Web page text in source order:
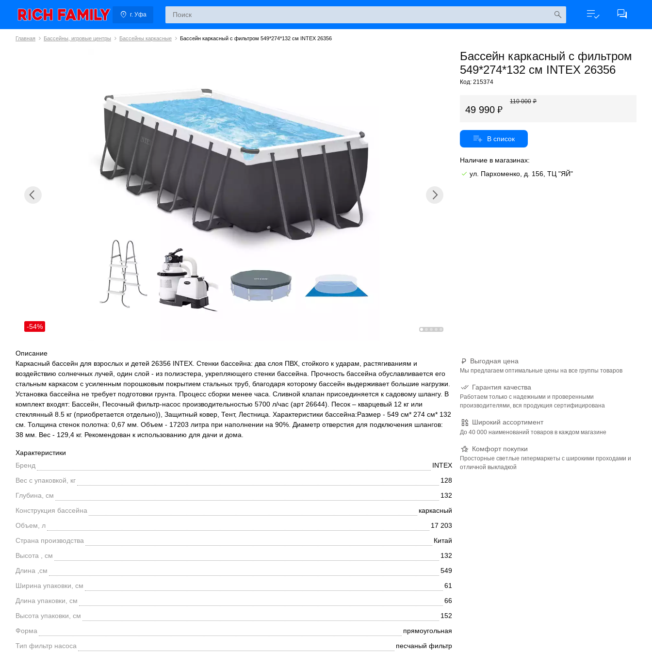
г. Уфа
Главная Бассейны, игровые центры Бассейны каркасные Бассейн каркасный с фильтром 549*274*132 см INTEX 26356
Бассейн каркасный с фильтром
549*274*132 см INTEX 26356
Код: 215374
-54%
49 990
110 000
Наличие в магазинах:
ул. Пархоменко, д. 156, ТЦ "ЯЙ"
Описание
Каркасный бассейн для взрослых и детей 26356 INTEX. Стенки бассейна: два слоя ПВХ, стойкого к ударам, растягиваниям и
воздействию солнечных лучей, один слой - из полиэстера, укрепляющего стенки бассейна. Прочность бассейна обуславливается его
стальным каркасом с усиленным порошковым покрытием стальных труб, благодаря которому бассейн выдерживает большие нагрузки.
Установка бассейна не требует подготовки грунта. Процесс сборки менее часа. Сливной клапан присоединяется к садовому шлангу. В
комплект входят: Бассейн, Песочный фильтр-насос производительностью 5700 л/час (арт 26644). Песок – кварцевый 12 кг или
стеклянный 8.5 кг (приобретается отдельно)), Защитный ковер, Тент, Лестница. Характеристики бассейна:Размер - 549 см* 274 см* 132
см. Толщина стенок полотна: 0,67 мм. Объем - 17203 литра при наполнении на 90%. Диаметр отверстия для подключения шлангов:
38 мм. Вес - 129,4 кг. Рекомендован к использованию для дачи и дома.
Выгодная цена
Мы предлагаем оптимальные цены на все группы товаров
Гарантия качества
Работаем только с надежными и проверенными
производителями, вся продукция сертифицирована
Широкий ассортимент
До 40 000 наименований товаров в каждом магазине
Комфорт покупки
Просторные светлые гипермаркеты с широкими проходами и
отличной выкладкой
Характеристики
Бренд
INTEX
Вес с упаковкой, кг
128
Глубина, см
132
Конструкция бассейна
каркасный
Объем, л
17 203
Страна производства
Китай
Высота , см
132
Длина ,см
549
Ширина упаковки, см
61
Длина упаковки, см
66
Высота упаковки, см
152
Форма
прямоугольная
Тип фильтр насоса
песчаный фильтр